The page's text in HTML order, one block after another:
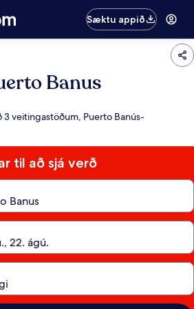
Sæktu appið
Banus
veitingastöðum, Puerto Banús-
til að sjá verð